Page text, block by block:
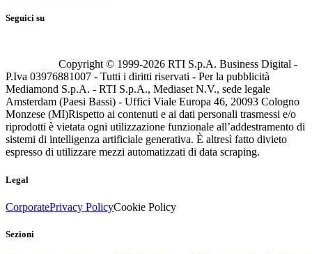
Seguici su
Copyright © 1999-2026 RTI S.p.A. Business Digital -
P.Iva 03976881007 - Tutti i diritti riservati - Per la pubblicità
Mediamond S.p.A. - RTI S.p.A., Mediaset N.V., sede legale
Amsterdam (Paesi Bassi) - Uffici Viale Europa 46, 20093 Cologno
Monzese (MI)Rispetto ai contenuti e ai dati personali trasmessi e/o
riprodotti è vietata ogni utilizzazione funzionale all’addestramento di
sistemi di intelligenza artificiale generativa. È altresì fatto divieto
espresso di utilizzare mezzi automatizzati di data scraping.
Legal
CorporatePrivacy PolicyCookie Policy
Sezioni